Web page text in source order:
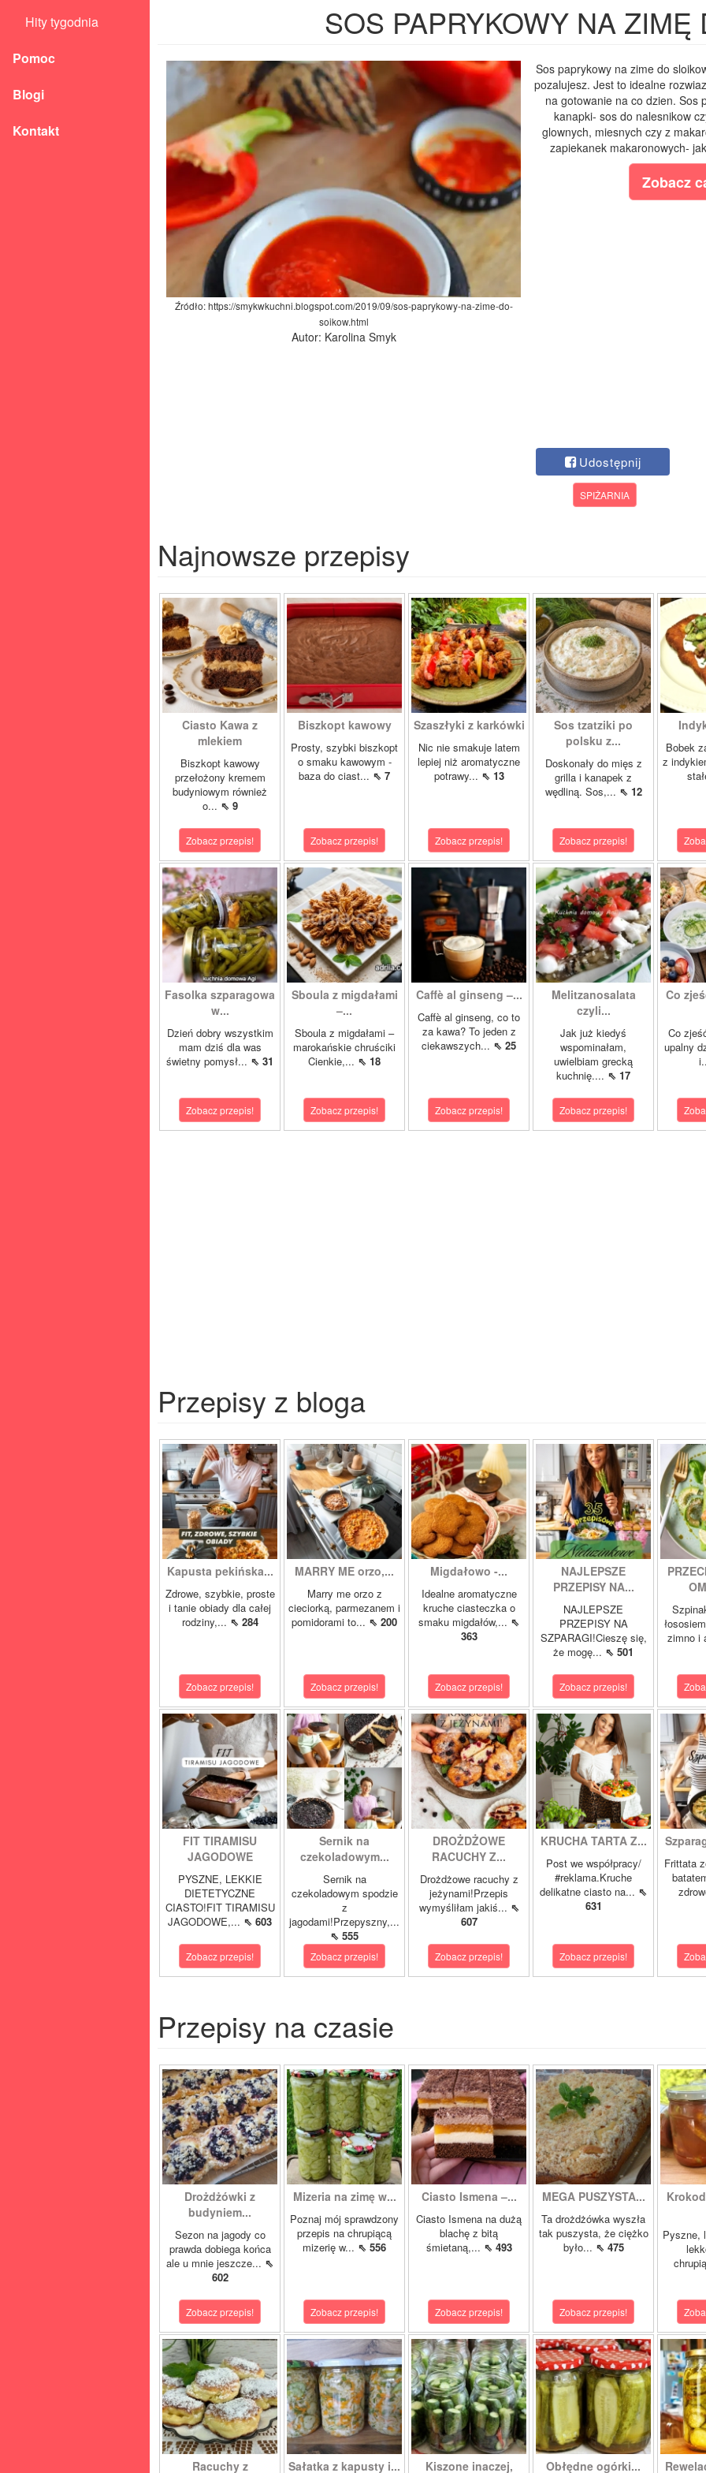
Hity tygodnia
Pomoc
Blogi
Kontakt
SOS PAPRYKOWY NA
Źródło: https://smykwkuchni.blogspot.com/2019/09/sos-paprykowy-na-zime-do-
soikow.html
Autor: Karolina Smyk
Sos paprykowy na zime do
pozalujesz. Jest to idealne
na gotowanie na co dzien. Sos
kanapki- sos do nalesnikow
glownych, miesnych czy z
zapiekanek makaronowych-
Zobacz
Udostępnij
SPIŻARNIA
Najnowsze przepisy
Ciasto Kawa z
mlekiem
Biszkopt kawowy
przełożony kremem
budyniowym również
o... ⇖ 9
Zobacz przepis!
Biszkopt kawowy
Prosty, szybki biszkopt
o smaku kawowym -
baza do ciast... ⇖ 7
Zobacz przepis!
Szaszłyki z karkówki
Nic nie smakuje latem
lepiej niż aromatyczne
potrawy... ⇖ 13
Zobacz przepis!
Sos tzatziki po
polsku z...
Doskonały do mięs z
grilla i kanapek z
wędliną. Sos,... ⇖ 12
Zobacz przepis!
Bobek
z
Fasolka szparagowa
w...
Dzień dobry wszystkim
mam dziś dla was
świetny pomysł... ⇖ 31
Zobacz przepis!
Sboula z migdałami
–...
Sboula z migdałami –
marokańskie chruściki
Cienkie,... ⇖ 18
Zobacz przepis!
Caffè al ginseng –...
Caffè al ginseng, co to
za kawa? To jeden z
ciekawszych... ⇖ 25
Zobacz przepis!
Melitzanosalata
czyli...
Jak już kiedyś
wspominałam,
uwielbiam grecką
kuchnię.... ⇖ 17
Zobacz przepis!
Co
Co
upalny
Przepisy z bloga
Kapusta pekińska...
Zdrowe, szybkie, proste
i tanie obiady dla całej
rodziny,... ⇖ 284
Zobacz przepis!
MARRY ME orzo,...
Marry me orzo z
cieciorką, parmezanem i
pomidorami to... ⇖ 200
Zobacz przepis!
Migdałowo -...
Idealne aromatyczne
kruche ciasteczka o
smaku migdałów,... ⇖
363
Zobacz przepis!
NAJLEPSZE
PRZEPISY NA...
NAJLEPSZE
PRZEPISY NA
SZPARAGI!Cieszę się,
że mogę... ⇖ 501
Zobacz przepis!
zimno i
FIT TIRAMISU
JAGODOWE
PYSZNE, LEKKIE
DIETETYCZNE
CIASTO!FIT TIRAMISU
JAGODOWE,... ⇖ 603
Zobacz przepis!
Sernik na
czekoladowym...
Sernik na
czekoladowym spodzie
z
jagodami!Przepyszny,...
⇖ 555
Zobacz przepis!
DROŻDŻOWE
RACUCHY Z...
Drożdżowe racuchy z
jeżynami!Przepis
wymyśliłam jakiś... ⇖
607
Zobacz przepis!
KRUCHA TARTA Z...
Post we współpracy/
#reklama.Kruche
delikatne ciasto na... ⇖
631
Zobacz przepis!
Frittata
Przepisy na czasie
Drożdżówki z
budyniem...
Sezon na jagody co
prawda dobiega końca
ale u mnie jeszcze... ⇖
602
Zobacz przepis!
Mizeria na zimę w...
Poznaj mój sprawdzony
przepis na chrupiącą
mizerię w... ⇖ 556
Zobacz przepis!
Ciasto Ismena –...
Ciasto Ismena na dużą
blachę z bitą
śmietaną,... ⇖ 493
Zobacz przepis!
MEGA PUSZYSTA...
Ta drożdżówka wyszła
tak puszysta, że ciężko
było... ⇖ 475
Zobacz przepis!
Pyszne,
Racuchy z Sałatka z kapusty i... Kiszone inaczej, Obłędne ogórki...